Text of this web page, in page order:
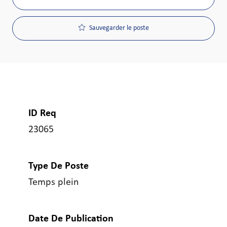
Sauvegarder le poste
ID Req
23065
Type De Poste
Temps plein
Date De Publication